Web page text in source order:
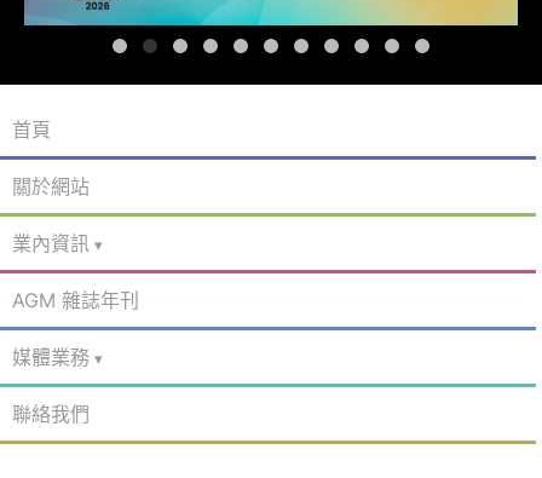
首頁
關於網站
業內資訊
AGM 雜誌年刊
媒體業務
聯絡我們